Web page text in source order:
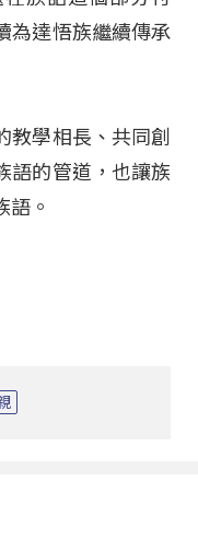
為達悟族繼續傳承
教學相長、共同創
語的管道，也讓族
語。